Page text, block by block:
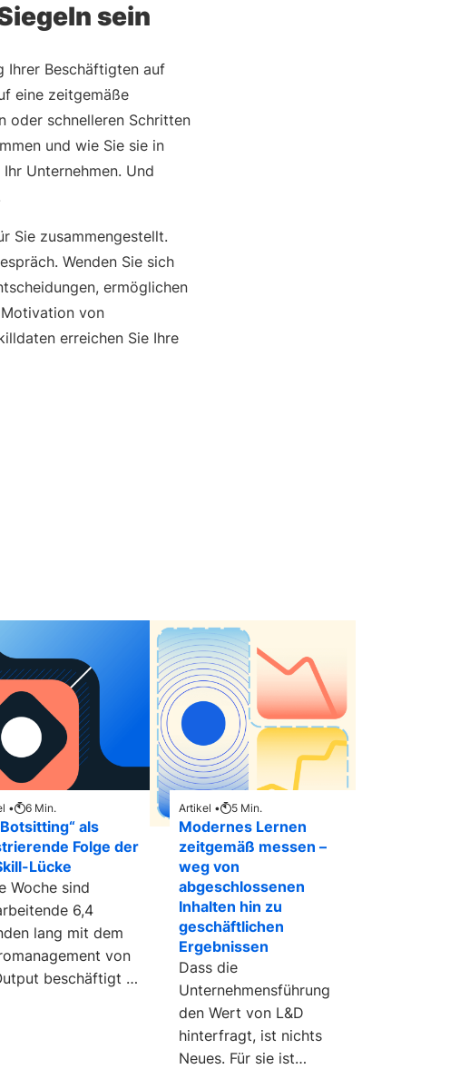
sein
Ihrer Beschäftigten auf
eine zeitgemäße
oder schnelleren Schritten
und wie Sie sie in
Unternehmen. Und
Sie zusammengestellt.
Wenden Sie sich
ermöglichen
von
erreichen Sie Ihre
• 6 Min.
als
Folge der
Lücke
Woche sind
6,4
lang mit dem
von
beschäftigt –
Artikel • 5 Min.
Modernes Lernen
zeitgemäß messen –
weg von
abgeschlossenen
Inhalten hin zu
geschäftlichen
Ergebnissen
Dass die
Unternehmensführung
den Wert von L&D
hinterfragt, ist nichts
Neues. Für sie ist